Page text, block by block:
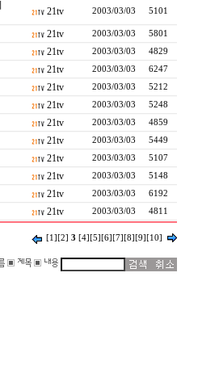
21tv 2003/03/03 5101
21tv 2003/03/03
5801
21tv 2003/03/03
4829
21tv 2003/03/03
6247
21tv 2003/03/03
5212
21tv 2003/03/03
5248
21tv 2003/03/03
4859
21tv 2003/03/03
5449
21tv 2003/03/03
5107
21tv 2003/03/03
5148
21tv 2003/03/03
6192
21tv 2003/03/03 4811
[1] [2] 3 [4] [5] [6] [7] [8] [9] [10]